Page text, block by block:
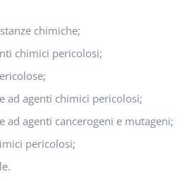
chimiche;
chimici pericolosi;
ad agenti chimici pericolosi;
ad agenti cancerogeni e mutageni;
pericolosi;